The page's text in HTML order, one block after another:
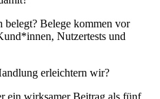
belegt? Belege kommen vor
Nutzertests und
erleichtern wir?
ein wirksamer Beitrag als fünf